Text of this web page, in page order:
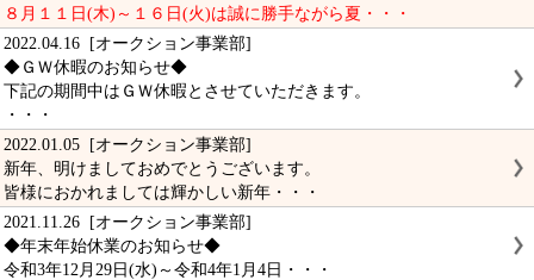
８月１１日(木)～１６日(火)は誠に勝手ながら夏・・・
2022.04.16 [オークション事業部]
◆ＧＷ休暇のお知らせ◆
下記の期間中はＧＷ休暇とさせていただきます。
・・・
2022.01.05 [オークション事業部]
新年、明けましておめでとうございます。
皆様におかれましては輝かしい新年・・・
2021.11.26 [オークション事業部]
◆年末年始休業のお知らせ◆
令和3年12月29日(水)～令和4年1月4日・・・